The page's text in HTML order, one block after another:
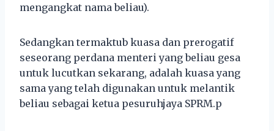
mengangkat nama beliau).
Sedangkan termaktub kuasa dan prerogatif
seseorang perdana menteri yang beliau gesa
untuk lucutkan sekarang, adalah kuasa yang
sama yang telah digunakan untuk melantik
beliau sebagai ketua pesuruhjaya SPRM.p